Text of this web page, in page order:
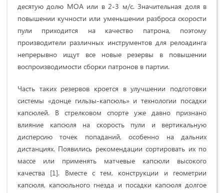
десятую долю МОА или в 2-3 м/с. Значительная доля в
повышении кучности или уменьшении разброса скорости
пули приходится на качество патрона, поэтому
производители различных инструментов для релоадинга
непрерывно ищут все новые резервы в повышении
воспроизводимости сборки патронов в партии.
Часть таких резервов кроется в улучшении подготовки
системы «донце гильзы-капсюль» и технологии посадки
капсюлей. В стрелковом спорте уже давно признано
влияние капсюля на скорость пули и вертикальную
дисперсию точек попаданий, особенно на дальних
дистанциях. Появились рекомендации сортировать их по
массе или применять матчевые капсюли высокого
качества [1]. Вместе с тем, конструкции и геометрии
капсюля, капсюльного гнезда и посадки капсюля долгое